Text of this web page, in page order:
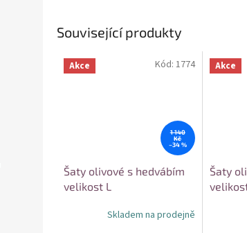
Související produkty
Akce
1 140
Kč
–34 %
Šaty olivové s hedvábím
velikost L
Skladem na prodejně
Kód: 1774 Akce
Šaty